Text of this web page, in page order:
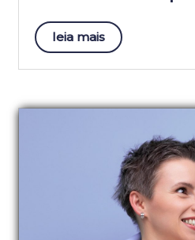
leia mais